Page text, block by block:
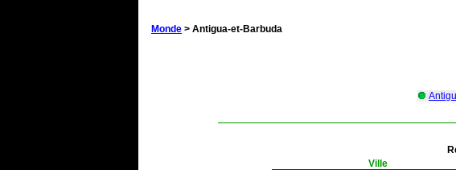
Monde > Antigua-et-Barbuda
Ville